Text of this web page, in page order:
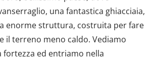
una fantastica ghiacciaia,
enorme struttura, costruita per fare
il terreno meno caldo. Vediamo
fortezza ed entriamo nella